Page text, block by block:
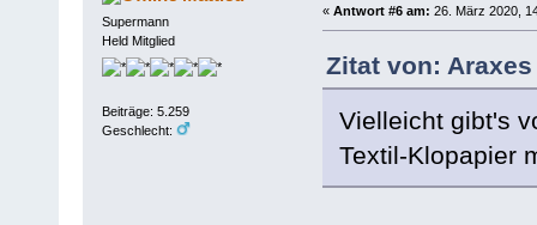
Supermann
Held Mitglied
Beiträge: 5.259
Geschlecht:
« Antwort #6 am: 26. März 2020,
Zitat von: Araxes
Vielleicht gibt's
Textil-Klopapier